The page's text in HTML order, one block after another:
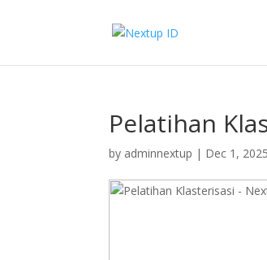
Pelatihan
by adminnextup | Dec 1, 2025